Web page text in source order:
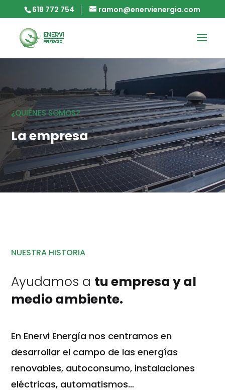
618 772 754 ramon@enervienergia.com
¿QUIÉNES SOMOS?
La empresa
NUESTRA HISTORIA
Ayudamos a tu empresa y al
medio ambiente.
En Enervi Energía nos centramos en
desarrollar el campo de las energías
renovables, autoconsumo, instalaciones
eléctricas, automatismos…